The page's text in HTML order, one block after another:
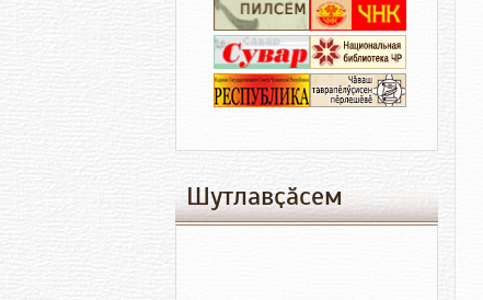
Шутлавҫӑсем